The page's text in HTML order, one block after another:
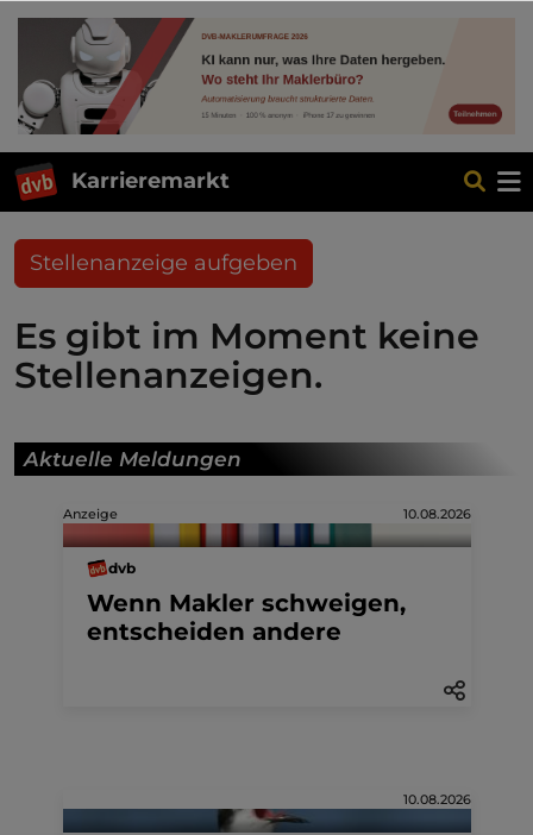
Karrieremarkt
Stellenanzeige aufgeben
Es gibt im Moment keine
Stellenanzeigen.
Aktuelle Meldungen
Anzeige 10.08.2026
dvb
Wenn Makler schweigen,
entscheiden andere
10.08.2026